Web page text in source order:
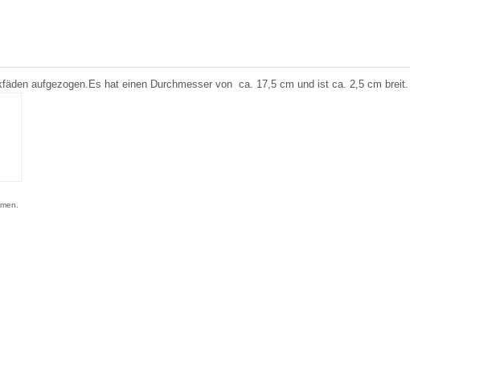
aufgezogen.Es hat einen Durchmesser von ca. 17,5 cm und ist ca. 2,5 cm breit.